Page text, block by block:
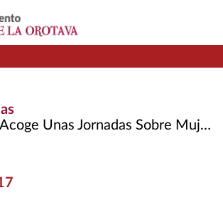
Unas Jornadas Sobre Mujer y Discapacidad